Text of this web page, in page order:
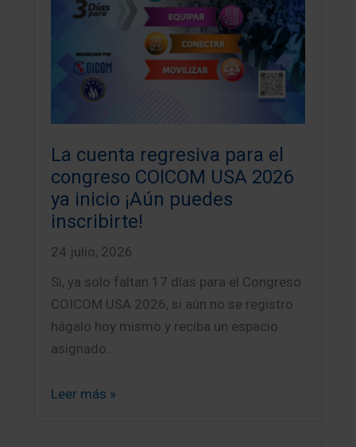
La cuenta regresiva para el
congreso COICOM USA 2026
ya inicio ¡Aún puedes
inscribirte!
24 julio, 2026
Si, ya solo faltan 17 días para el Congreso
COICOM USA 2026, si aún no se registro
hágalo hoy mismo y reciba un espacio
asignado…
Leer más »